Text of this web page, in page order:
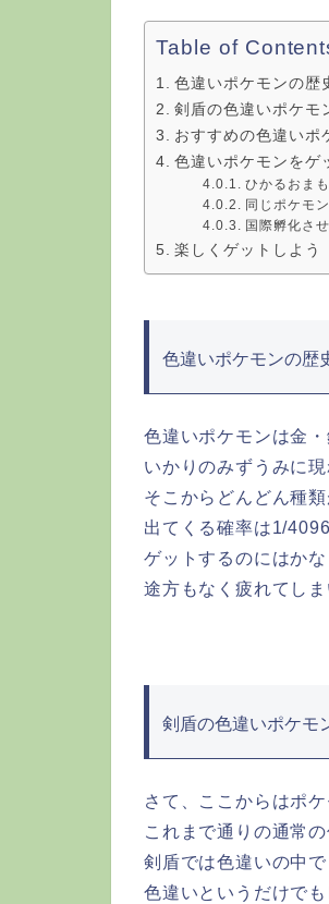
Table of
色違いポケモンの歴
剣盾の色違いポケモ
おすすめの色違いポ
色違いポケモンをゲ
ひかるおま
同じポケモ
国際孵化さ
楽しくゲットしよう
色違いポケモンの歴
色違いポケモンは金
いかりのみずうみに
そこからどんどん種
出てくる確率は1/
ゲットするのにはかな
途方もなく疲れてし
剣盾の色違いポケモ
さて、ここからはポ
これまで通りの通常
剣盾では色違いの中
色違いというだけで